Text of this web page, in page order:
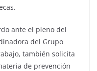
ante el pleno del
del Grupo
también solicita
de prevención